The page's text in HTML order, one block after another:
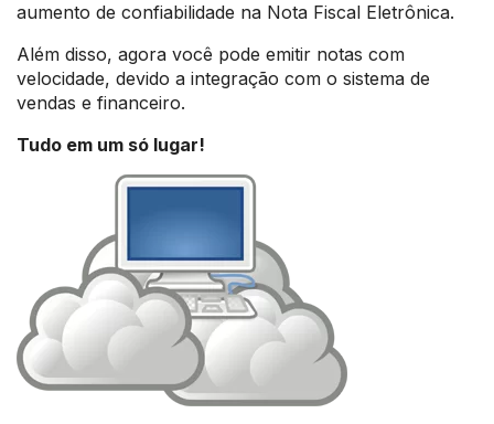
aumento de confiabilidade na Nota Fiscal Eletrônica.
Além disso, agora você pode emitir notas com
velocidade, devido a integração com o sistema de
vendas e financeiro.
Tudo em um só lugar!